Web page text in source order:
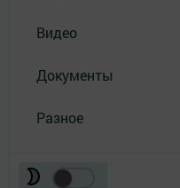
Видео
Документы
Разное